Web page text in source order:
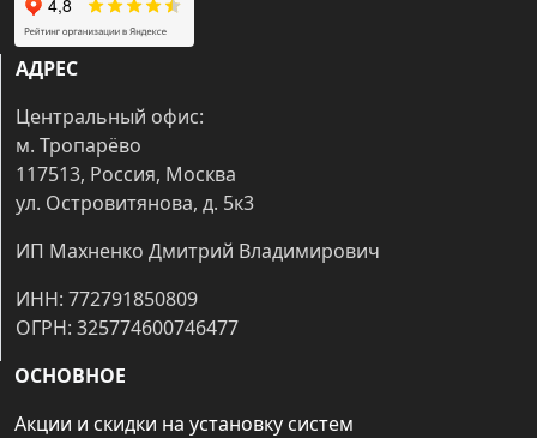
АДРЕС
Центральный офис:
м. Тропарёво
117513, Россия, Москва
ул. Островитянова, д. 5к3
ИП Махненко Дмитрий Владимирович
ИНН: 772791850809
ОГРН: 325774600746477
ОСНОВНОЕ
Акции и скидки на установку систем